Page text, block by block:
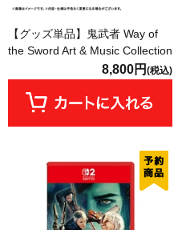
【グッズ単品】鬼武者 Way of
the Sword Art & Music Collection
8,800円 (税込)